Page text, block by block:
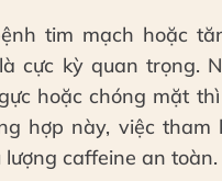
tim mạch hoặc
cực kỳ quan trọng.
hoặc chóng mặt
hợp này, việc tham
caffeine an toàn.